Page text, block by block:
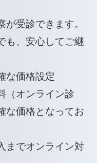
受診できます。
も、安心してご継
な価格設定
（オンライン診
な価格となってお
までオンライン対